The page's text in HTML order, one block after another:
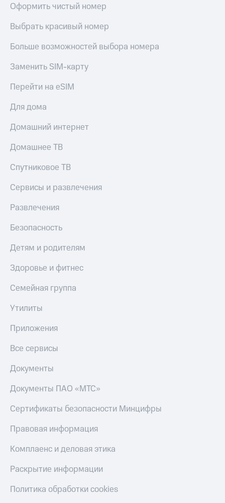
Оформить чистый номер
Выбрать красивый номер
Больше возможностей выбора номера
Заменить SIM-карту
Перейти на eSIM
Для дома
Домашний интернет
Домашнее ТВ
Спутниковое ТВ
Сервисы и развлечения
Развлечения
Безопасность
Детям и родителям
Здоровье и фитнес
Семейная группа
Утилиты
Приложения
Все сервисы
Документы
Документы ПАО «МТС»
Сертификаты безопасности Минцифры
Правовая информация
Комплаенс и деловая этика
Раскрытие информации
Политика обработки cookies